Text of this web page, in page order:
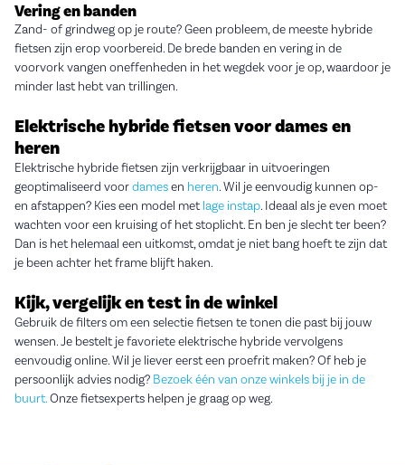
Vering en banden
Zand- of grindweg op je route? Geen probleem, de meeste hybride
fietsen zijn erop voorbereid. De brede banden en vering in de
voorvork vangen oneffenheden in het wegdek voor je op, waardoor je
minder last hebt van trillingen.
Elektrische hybride fietsen voor dames en
heren
Elektrische hybride fietsen zijn verkrijgbaar in uitvoeringen
geoptimaliseerd voordamesen heren. Wil je eenvoudig kunnen op-
en afstappen? Kies een model metlage instap. Ideaal als je even moet
wachten voor een kruising of het stoplicht. En ben je slecht ter been?
Dan is het helemaal een uitkomst, omdat je niet bang hoeft te zijn dat
je been achter het frame blijft haken.
Kijk, vergelijk en test in de winkel
Gebruik de filters om een selectie fietsen te tonen die past bij jouw
wensen. Je bestelt je favoriete elektrische hybride vervolgens
eenvoudig online. Wil je liever eerst een proefrit maken? Of heb je
persoonlijk advies nodig? Bezoek één van onze winkels bij je in de
buurt.Onze fietsexperts helpen je graag op weg.